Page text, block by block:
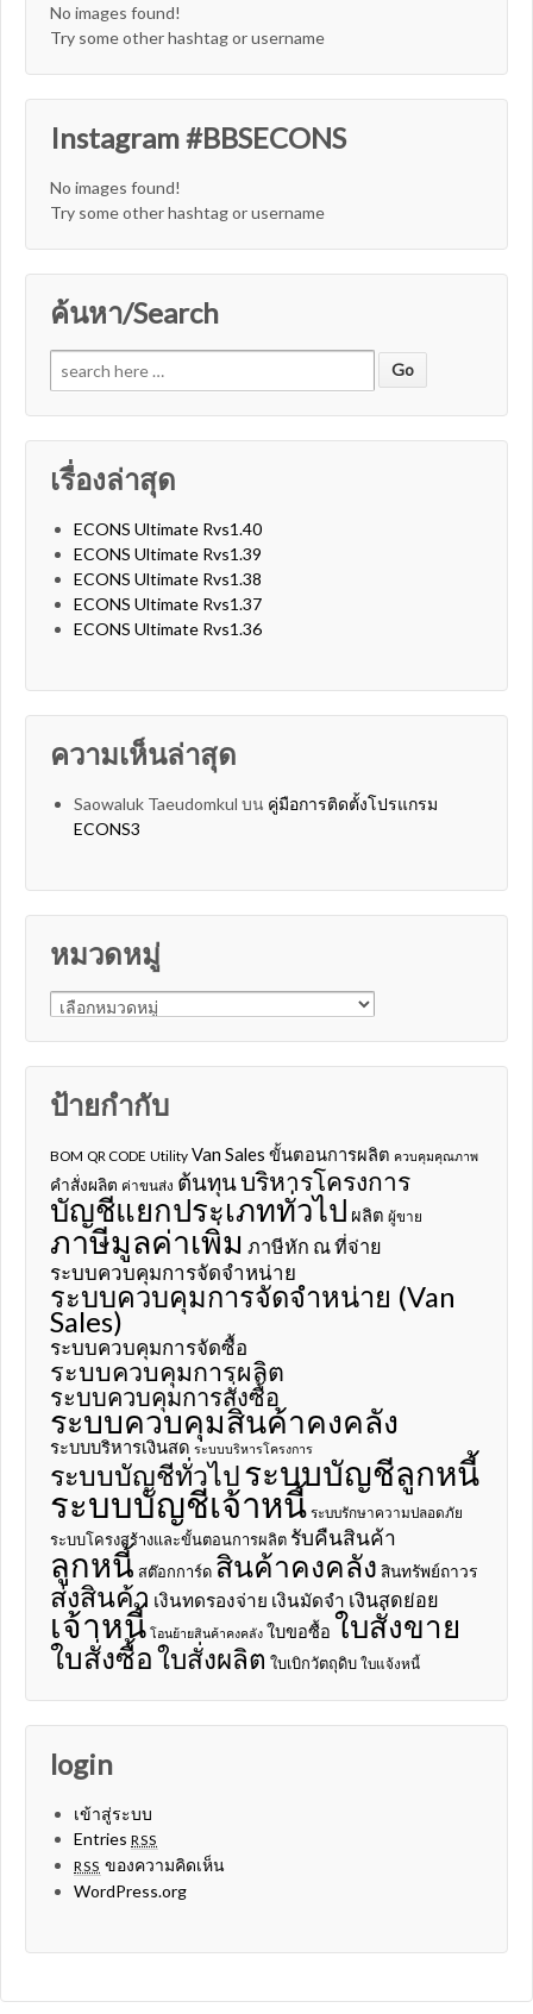
No images found!
Try some other hashtag or username
Instagram #BBSECONS
No images found!
Try some other hashtag or username
ค้นหา/Search
Search for:
เรื่องล่าสุด
ECONS Ultimate Rvs1.40
ECONS Ultimate Rvs1.39
ECONS Ultimate Rvs1.38
ECONS Ultimate Rvs1.37
ECONS Ultimate Rvs1.36
ความเห็นล่าสุด
Saowaluk Taeudomkul บน คู่มือการติดตั้งโปรแกรม
ECONS3
หมวดหมู่
หมวดหมู่
ป้ายกำกับ
BOM QR CODE Utility Van Sales ขั้นตอนการผลิต ควบคุมคุณภาพ
คำสั่งผลิต ค่าขนส่ง ต้นทุนบริหารโครงการ
บัญชีแยกประเภททั่วไป ผลิต ผู้ขาย
ภาษีมูลค่าเพิ่ม ภาษีหัก ณ ที่จ่าย
ระบบควบคุมการจัดจำหน่าย
ระบบควบคุมการจัดจำหน่าย (Van
Sales)
ระบบควบคุมการจัดซื้อ
ระบบควบคุมการผลิต
ระบบควบคุมการสั่งซื้อ
ระบบควบคุมสินค้าคงคลัง
ระบบบริหารเงินสด ระบบบริหารโครงการ
ระบบบัญชีทั่วไประบบบัญชีลูกหนี้
ระบบบัญชีเจ้าหนี้ ระบบรักษาความปลอดภัย
ระบบโครงสร้างและขั้นตอนการผลิต รับคืนสินค้า
ลูกหนี้ สต๊อกการ์ด สินค้าคงคลัง สินทรัพย์ถาวร
ส่งสินค้า เงินทดรองจ่าย เงินมัดจำ เงินสดย่อย
เจ้าหนี้ โอนย้ายสินค้าคงคลัง ใบขอซื้อ ใบสั่งขาย
ใบสั่งซื้อใบสั่งผลิต ใบเบิกวัตถุดิบ ใบแจ้งหนี้
login
เข้าสู่ระบบ
Entries RSS
RSS ของความคิดเห็น
WordPress.org